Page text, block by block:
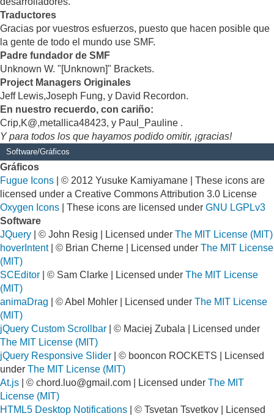
Traductores
Gracias por vuestros esfuerzos, puesto que hacen posible que
la gente de todo el mundo use SMF.
Padre fundador de SMF
Unknown W. "[Unknown]" Brackets.
Project Managers Originales
Jeff Lewis,Joseph Fung, y David Recordon.
En nuestro recuerdo, con cariño:
Crip,K@,metallica48423, y Paul_Pauline .
Y para todos los que hayamos podido omitir, ¡gracias!
Software/Gráficos
Gráficos
Fugue Icons | © 2012 Yusuke Kamiyamane | These icons are
licensed under a Creative Commons Attribution 3.0 License
Oxygen Icons | These icons are licensed under GNU LGPLv3
Software
JQuery | © John Resig | Licensed under The MIT License (MIT)
hoverIntent| © Brian Cherne | Licensed under The MIT License
(MIT)
SCEditor | © Sam Clarke | Licensed under The MIT License
(MIT)
animaDrag | © Abel Mohler | Licensed under The MIT License
(MIT)
jQuery Custom Scrollbar | © Maciej Zubala | Licensed under
The MIT License (MIT)
jQuery Responsive Slider | © booncon ROCKETS | Licensed
under The MIT License (MIT)
At.js | © chord.luo@gmail.com | Licensed under The MIT
License (MIT)
HTML5 Desktop Notifications | © Tsvetan Tsvetkov | Licensed